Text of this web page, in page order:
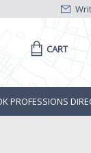
CART
PROFESSIONS